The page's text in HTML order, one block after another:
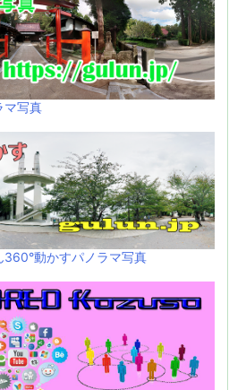
マ写真
360°動かすパノラマ写真